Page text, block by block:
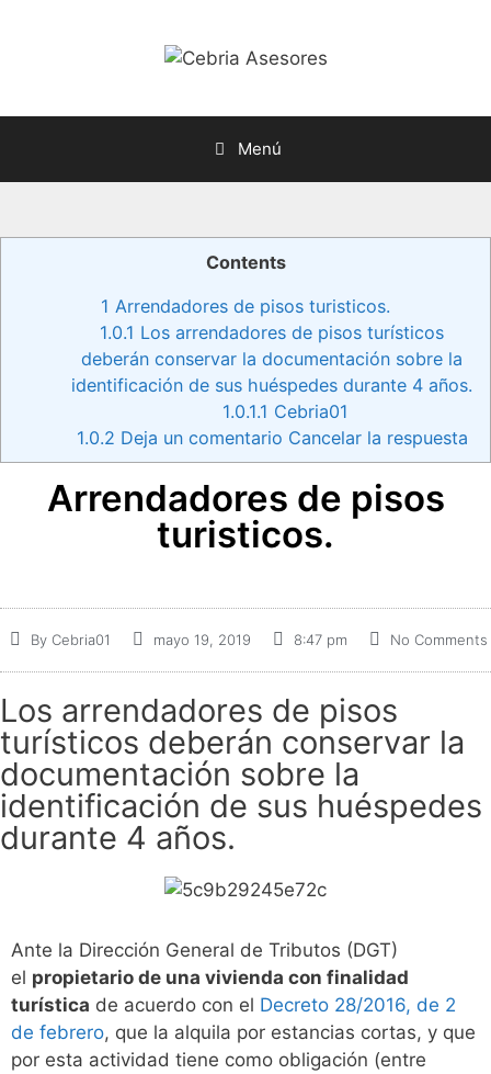
Menú
Contents
1 Arrendadores de pisos turisticos.
1.0.1 Los arrendadores de pisos turísticos
deberán conservar la documentación sobre la
identificación de sus huéspedes durante 4 años.
1.0.1.1 Cebria01
1.0.2 Deja un comentario Cancelar la respuesta
Arrendadores de pisos
turisticos.
ByCebria01 mayo 19, 2019 8:47 pm No Comments
Los arrendadores de pisos
turísticos deberán conservar la
documentación sobre la
identificación de sus huéspedes
durante 4 años.
Ante la Dirección General de Tributos (DGT)
el propietario de una vivienda con finalidad
turística de acuerdo con el Decreto 28/2016, de 2
de febrero, que la alquila por estancias cortas, y que
por esta actividad tiene como obligación (entre